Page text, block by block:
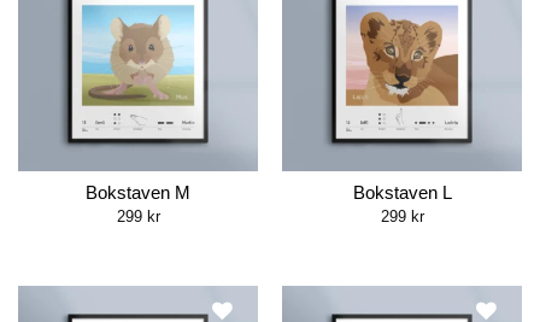
Bokstaven M
299 kr
Bokstaven L
299 kr